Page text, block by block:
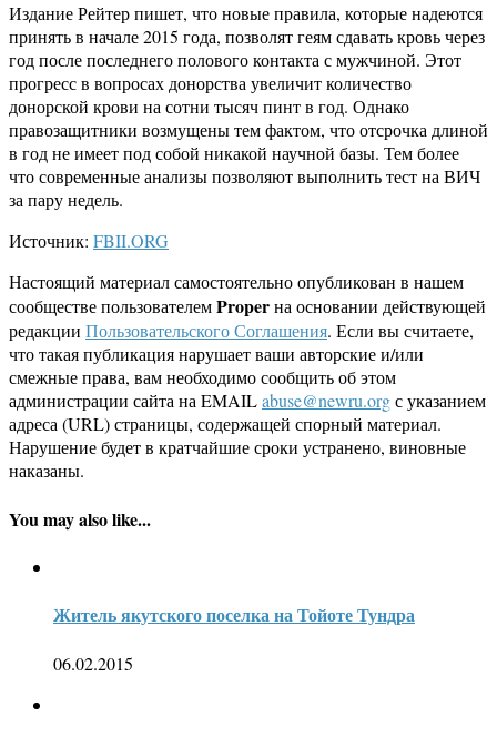
Издание Рейтер пишет, что новые правила, которые надеются
принять в начале 2015 года, позволят геям сдавать кровь через
год после последнего полового контакта с мужчиной. Этот
прогресс в вопросах донорства увеличит количество
донорской крови на сотни тысяч пинт в год. Однако
правозащитники возмущены тем фактом, что отсрочка длиной
в год не имеет под собой никакой научной базы. Тем более
что современные анализы позволяют выполнить тест на ВИЧ
за пару недель.
Источник: FBII.ORG
Настоящий материал самостоятельно опубликован в нашем
сообществе пользователемProperна основании действующей
редакции Пользовательского Соглашения. Если вы считаете,
что такая публикация нарушает ваши авторские и/или
смежные права, вам необходимо сообщить об этом
администрации сайта на EMAILabuse@newru.orgс указанием
адреса (URL) страницы, содержащей спорный материал.
Нарушение будет в кратчайшие сроки устранено, виновные
наказаны.
You may also like...
Житель якутского поселка на Тойоте Тундра
06.02.2015